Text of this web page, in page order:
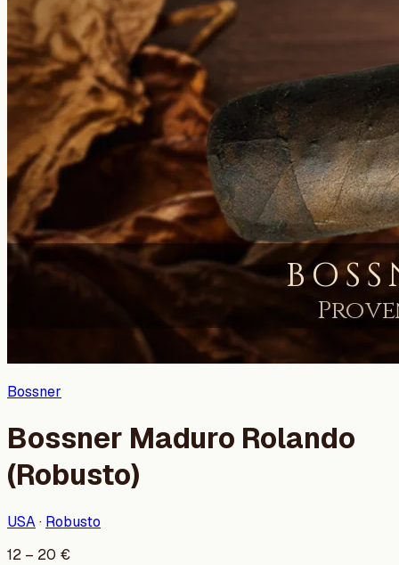
Bossner
Bossner Maduro Rolando
(Robusto)
USA· Robusto
12 – 20 €